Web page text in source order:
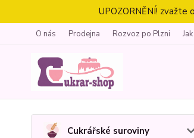
UPOZORNĚNÍ! zvažte
O nás Prodejna Rozvoz po Plzni
Cukrářské suroviny